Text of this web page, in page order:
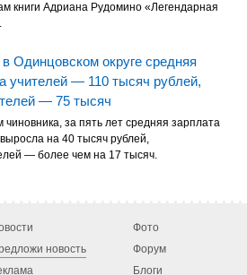
книги Адриана Рудомино «Легендарная
Одинцовском округе средняя
учителей — 110 тысяч рублей,
— 75 тысяч
чиновника, за пять лет средняя зарплата
на 40 тысяч рублей,
— более чем на 17 тысяч.
новость
Фото
Форум
Блоги